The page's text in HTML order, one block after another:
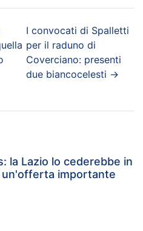
I convocati di Spalletti
per il raduno di
Coverciano: presenti
due biancocelesti →
la Lazio lo cederebbe in
un'offerta importante